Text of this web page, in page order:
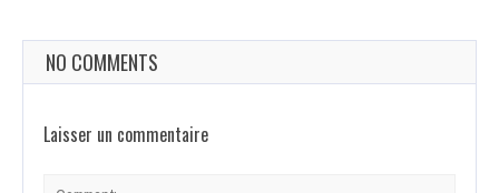
NO COMMENTS
Laisser un commentaire